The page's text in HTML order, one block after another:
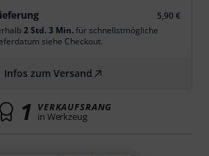
5,90 €
2 Std. 3 Min.für schnellstmögliche
siehe Checkout.
Infos zum Versand
1 VERKAUFSRANG
in Werkzeug